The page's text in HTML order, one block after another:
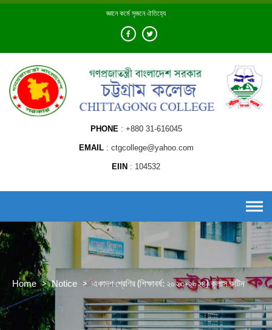
Skip
জ্ঞানে কর্মে সৃজনে ঐতিহ্যে
PHONE +880 31-616045
EMAIL ctgcollege@yahoo.com
EIIN 104532
Home > Notice > একাদশ শ্রেণির (শিক্ষাবর্ষ: ২০২৩-২০২৪) ক্লাস রুটিন